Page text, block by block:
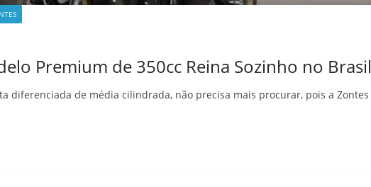
Premium de 350cc Reina Sozinho no Brasil
diferenciada de média cilindrada, não precisa mais procurar, pois a Zontes